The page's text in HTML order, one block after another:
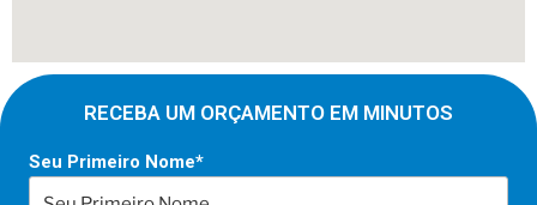
RECEBA UM ORÇAMENTO EM MINUTOS
Seu Primeiro Nome*